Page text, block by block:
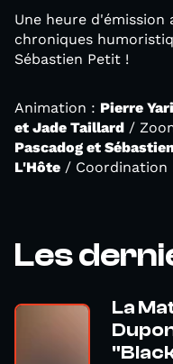
Une heure d'émission
chroniques
Sébastien Petit !
Animation : Pierre
et Jade Taillard /
Pascadog et
L'Hôte / Coordination
Les
La